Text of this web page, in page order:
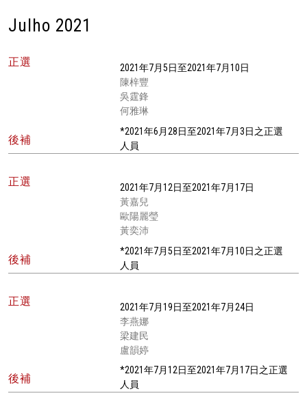
Julho 2021
正選
2021年7月5日至2021年7月10日
陳梓豐
吳霆鋒
何雅琳
後補
*2021年6月28日至2021年7月3日之正選
人員
正選
2021年7月12日至2021年7月17日
黃嘉兒
歐陽麗瑩
黃奕沛
後補
*2021年7月5日至2021年7月10日之正選
人員
正選
2021年7月19日至2021年7月24日
李燕娜
梁建民
盧韻婷
後補
*2021年7月12日至2021年7月17日之正選
人員